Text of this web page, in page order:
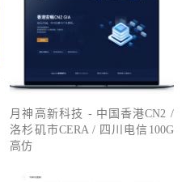
月神高新科技 - 中国香港CN2 /
洛杉矶市CERA / 四川电信100G
高仿